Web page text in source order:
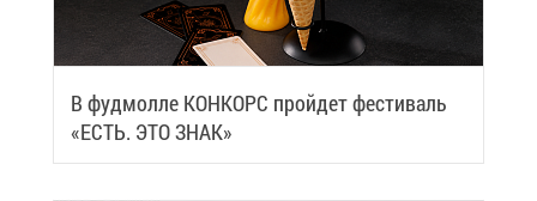
В фуд­мол­ле КОН­КОРС прой­дет фе­сти­валь
«ЕСТЬ. ЭТО ЗНАК»